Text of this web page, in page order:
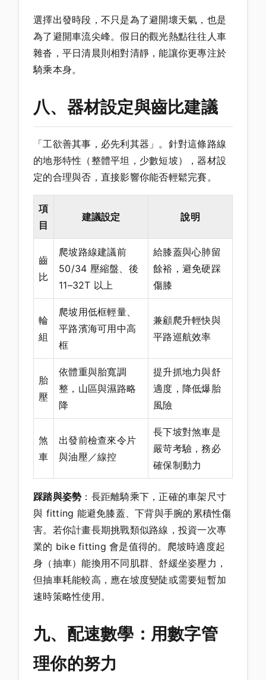
選擇出發時段，不只是為了避開壞天氣，也是
為了避開車流尖峰。假日的觀光熱點往往人車
雜沓，平日清晨則相對清靜，能讓你更專注於
騎乘本身。
八、器材設定與齒比建議
「工欲善其事，必先利其器」。針對這條路線
的地形特性（整體平坦，少數短坡），器材設
定的合理與否，直接影響你能否輕鬆完賽。
項
目
建議設定 說明
齒
比
爬坡路線建議前
50/34 壓縮盤、後
11–32T 以上
給膝蓋與心肺留
餘裕，避免硬踩
傷膝
輪
組
爬坡用低框輕量、
平路濱海可用中高
框
兼顧爬升輕快與
平路巡航效率
胎
壓
依體重與胎寬調
整，山區與濕路略
降
提升抓地力與舒
適度，降低爆胎
風險
煞
車
出發前檢查來令片
與油壓／線控
長下坡對煞車是
嚴苛考驗，務必
確保制動力
踩踏與姿勢 ：長距離騎乘下，正確的車架尺寸
與 fitting 能避免膝蓋、下背與手腕的累積性傷
害。若你計畫長期挑戰類似路線，投資一次專
業的 bike fitting 會是值得的。爬坡時適度起
身（抽車）能換用不同肌群、舒緩坐姿壓力，
但抽車耗能較高，應在坡度變陡或需要短暫加
速時策略性使用。
九、配速數學：用數字管
理你的努力